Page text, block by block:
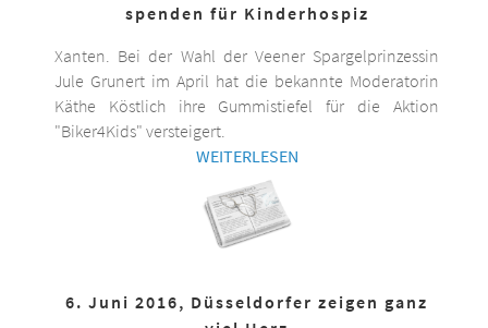
spenden für Kinderhospiz
Xanten. Bei der Wahl der Veener Spargelprinzessin
Jule Grunert im April hat die bekannte Moderatorin
Käthe Köstlich ihre Gummistiefel für die Aktion
"Biker4Kids" versteigert.
WEITERLESEN
6. Juni 2016, Düsseldorfer zeigen ganz